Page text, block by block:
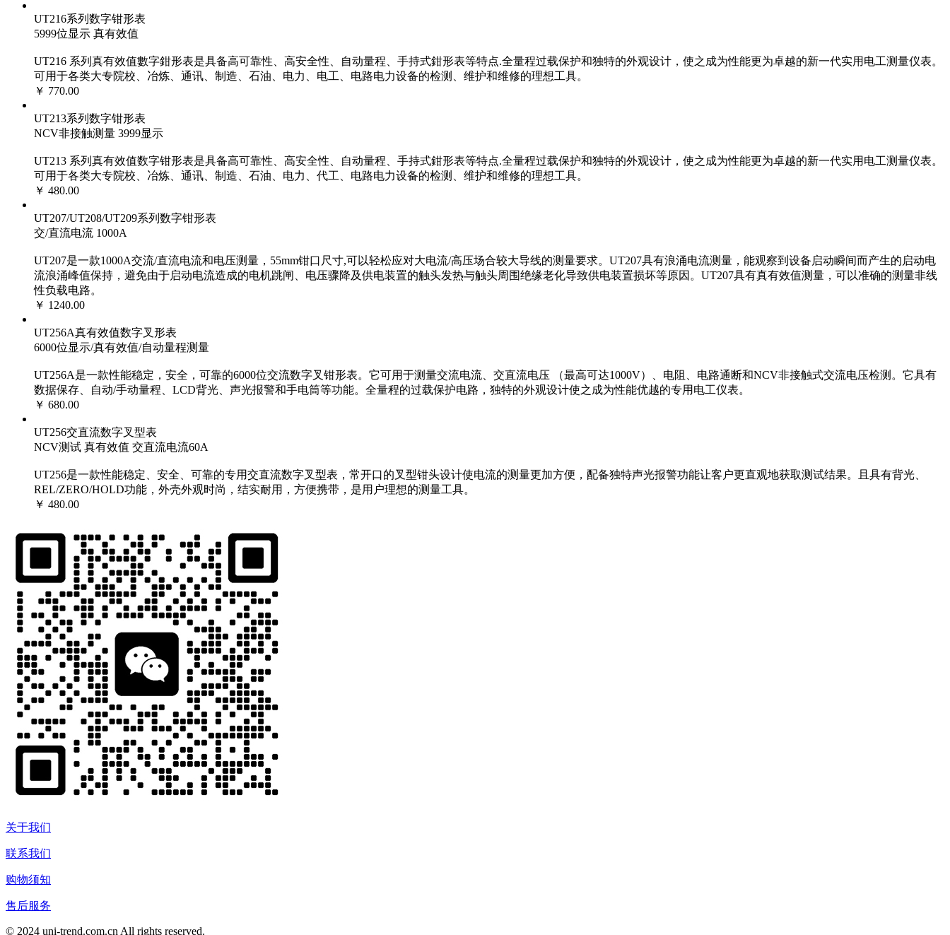
UT216系列数字钳形表
5999位显示 真有效值
UT216 系列真有效值數字鉗形表是具备高可靠性、高安全性、自动量程、手持式鉗形表等特点.全量程过载保护和独特的外观设计，使之成为性能更为卓越的新一代实用电工测量仪表。
可用于各类大专院校、冶炼、通讯、制造、石油、电力、电工、电路电力设备的检测、维护和维修的理想工具。
￥ 770.00
UT213系列数字钳形表
NCV非接触测量 3999显示
UT213 系列真有效值数字钳形表是具备高可靠性、高安全性、自动量程、手持式鉗形表等特点.全量程过载保护和独特的外观设计，使之成为性能更为卓越的新一代实用电工测量仪表。
可用于各类大专院校、冶炼、通讯、制造、石油、电力、代工、电路电力设备的检测、维护和维修的理想工具。
￥ 480.00
UT207/UT208/UT209系列数字钳形表
交/直流电流 1000A
UT207是一款1000A交流/直流电流和电压测量，55mm钳口尺寸,可以轻松应对大电流/高压场合较大导线的测量要求。UT207具有浪涌电流测量，能观察到设备启动瞬间而产生的启动电
流浪涌峰值保持，避免由于启动电流造成的电机跳闸、电压骤降及供电装置的触头发热与触头周围绝缘老化导致供电装置损坏等原因。UT207具有真有效值测量，可以准确的测量非线
性负载电路。
￥ 1240.00
UT256A真有效值数字叉形表
6000位显示/真有效值/自动量程测量
UT256A是一款性能稳定，安全，可靠的6000位交流数字叉钳形表。它可用于测量交流电流、交直流电压 （最高可达1000V）、电阻、电路通断和NCV非接触式交流电压检测。它具有
数据保存、自动/手动量程、LCD背光、声光报警和手电筒等功能。全量程的过载保护电路，独特的外观设计使之成为性能优越的专用电工仪表。
￥ 680.00
UT256交直流数字叉型表
NCV测试 真有效值 交直流电流60A
UT256是一款性能稳定、安全、可靠的专用交直流数字叉型表，常开口的叉型钳头设计使电流的测量更加方便，配备独特声光报警功能让客户更直观地获取测试结果。且具有背光、
REL/ZERO/HOLD功能，外壳外观时尚，结实耐用，方便携带，是用户理想的测量工具。
￥ 480.00
关于我们
联系我们
购物须知
售后服务
© 2024 uni-trend.com.cn All rights reserved.